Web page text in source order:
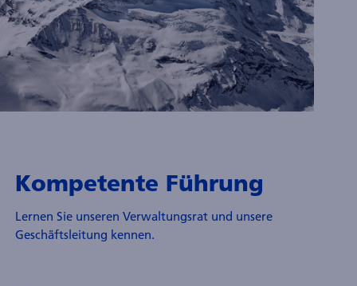
Kompetente Führung
Lernen Sie unseren Verwaltungsrat und unsere
Geschäftsleitung kennen.